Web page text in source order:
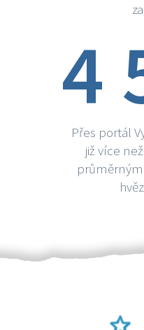
4
Přes portál
již více